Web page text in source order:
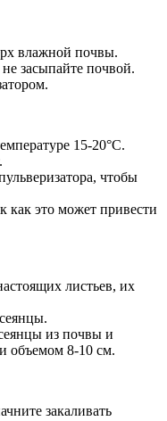
влажной почвы.
засыпайте почвой.
15-20°C.
чтобы
как это может привести
листьев, их
из почвы и
объемом 8-10 см.
закаливать